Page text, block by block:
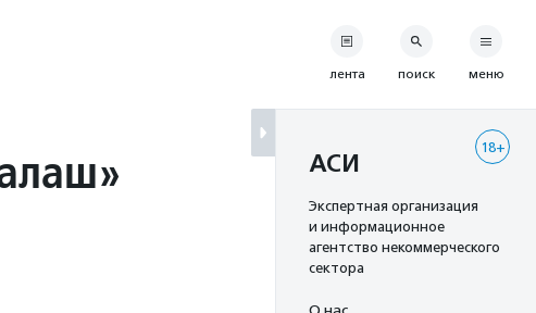
лента поиск меню
18+
АСИ
Экспертная организация
и информационное
агентство некоммерческого
сектора